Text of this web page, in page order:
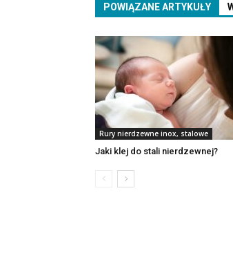
POWIĄZANE ARTYKUŁY
Rury nierdzewne inox, stalowe
Jaki klej do stali nierdzewnej?